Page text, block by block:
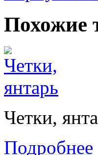
Похожие
Четки,
Подробнее